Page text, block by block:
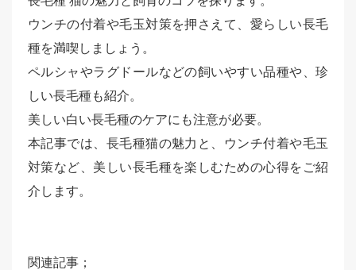
ウンチの付着や毛玉対策を押さえて、愛らしい長毛
種を満喫しましょう。
ペルシャやラグドールなどの飼いやすい品種や、珍
しい長毛種も紹介。
美しい白い長毛種のケアにも注意が必要。
本記事では、長毛種猫の魅力と、ウンチ付着や毛玉
対策など、美しい長毛種を楽しむための心得をご紹
介します。
関連記事；